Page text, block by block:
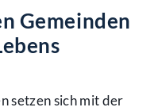
Gemeinden
setzen sich mit der